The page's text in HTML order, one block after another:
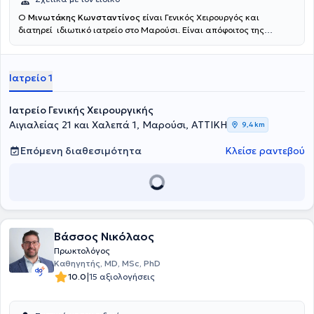
Ο Μινωτάκης Κωνσταντίνος είναι Γενικός Χειρουργός και
διατηρεί ιδιωτικό ιατρείο στο Μαρούσι. Είναι απόφοιτος της
Αθηνών, στην οποία εισήχθη το 1973 με υποτροφία. Μετά το πέρας
ειδικεύθηκε στη Γενική Χειρουργική στο Νοσοκομείο του Ελληνικού
Ερυθρού Σταυρού. Υπηρέτησε επί 30ετία στη Χειρουργική Κλινική
και Αγγειολογικό Ιατρείο του 7ου Νοσοκομείου ΙΚΑ, τη Χειρουργική
Κλινική του Γενικού Νοσοκομείου Νοσημάτων Θώρακος Αθηνών
"Σωτηρία" και του Γενικού Νοσοκομείου Νέας Ιωνίας
Διευθυντού. Είναι μέλος σε πολλές ιατρικές εταιρείες και έχει
ελληνικά και διεθνή συνέδρια. Το νέο του Ιατρείο στο Μαρούσι είναι
άριστα εξοπλισμένο με ιατρικά μηχανήματα και Laser τελευταίας
ιατρικών τους υπηρεσιών. Διαθέτει ιδιωτικό χώρο parking, ενώ
καλύπτει πλήρως τις ανάγκες του ασθενούς και παράλληλα κάνει
την παραμονή τους ευχάριστη. Ο Ιατρός
είναι εξειδικευμένος στα Ιατρικά Laser, στις παθήσεις πρωκτού και
βασικό του δόγμα αποτελεί η αποφυγή των ανοιχτών χειρουργείων.
Οι ασθενείς αποφεύγουν την ταλαιπωρία τις υποτροπές, την
Ιατρείο 1
Ιατρείο Γενικής Χειρουργικής
Αιγιαλείας 21 και Χαλεπά 1, Μαρούσι, ΑΤΤΙΚΗ
9,4 km
Επόμενη διαθεσιμότητα Κλείσε ραντεβού
Βάσσος Νικόλαος
Πρωκτολόγος
Καθηγητής, MD, MSc, PhD
10.0|15 αξιολογήσεις